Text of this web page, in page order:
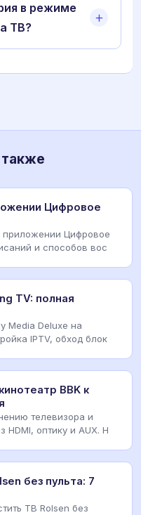
в режиме
ТВ?
Цифровое
Цифровое
и способов вос
TV: полная
Media Deluxe на
IPTV, обход блок
BBK к
телевизора и
HDMI, оптику и AUX. Н
без пульта: 7
ТВ Rolsen без